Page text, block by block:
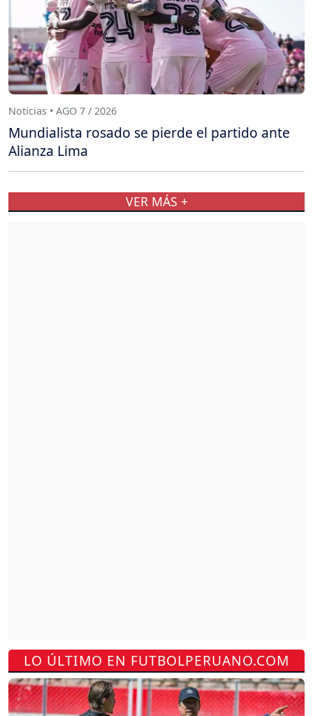
LO ÚLTIMO EN FUTBOLPERUANO.COM
Noticias • AGO 7 / 2026
Mundialista rosado se pierde el partido ante
Alianza Lima
VER MÁS +